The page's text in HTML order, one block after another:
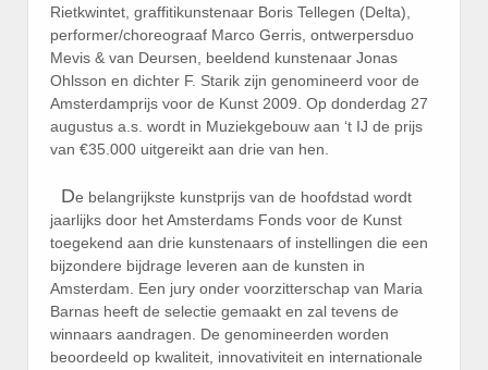
Rietkwintet, graffitikunstenaar Boris Tellegen (Delta),
performer/choreograaf Marco Gerris, ontwerpersduo
Mevis & van Deursen, beeldend kunstenaar Jonas
Ohlsson en dichter F. Starik zijn genomineerd voor de
Amsterdamprijs voor de Kunst 2009. Op donderdag 27
augustus a.s. wordt in Muziekgebouw aan ‘t IJ de prijs
van €35.000 uitgereikt aan drie van hen.
De belangrijkste kunstprijs van de hoofdstad wordt
jaarlijks door het Amsterdams Fonds voor de Kunst
toegekend aan drie kunstenaars of instellingen die een
bijzondere bijdrage leveren aan de kunsten in
Amsterdam. Een jury onder voorzitterschap van Maria
Barnas heeft de selectie gemaakt en zal tevens de
winnaars aandragen. De genomineerden worden
beoordeeld op kwaliteit, innovativiteit en internationale